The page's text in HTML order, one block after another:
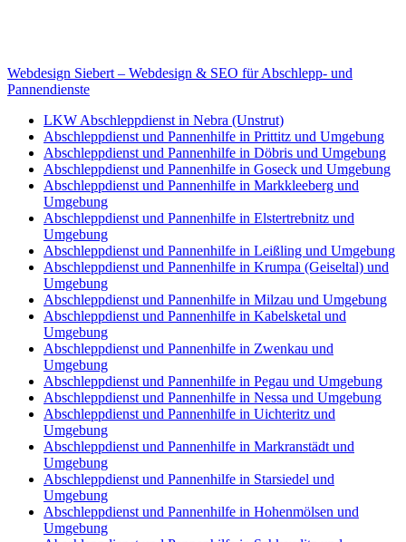
Webdesign Siebert – Webdesign & SEO für Abschlepp- und
Pannendienste
LKW Abschleppdienst in Nebra (Unstrut)
Abschleppdienst und Pannenhilfe in Prittitz und Umgebung
Abschleppdienst und Pannenhilfe in Döbris und Umgebung
Abschleppdienst und Pannenhilfe in Goseck und Umgebung
Abschleppdienst und Pannenhilfe in Markkleeberg und
Umgebung
Abschleppdienst und Pannenhilfe in Elstertrebnitz und
Umgebung
Abschleppdienst und Pannenhilfe in Leißling und Umgebung
Abschleppdienst und Pannenhilfe in Krumpa (Geiseltal) und
Umgebung
Abschleppdienst und Pannenhilfe in Milzau und Umgebung
Abschleppdienst und Pannenhilfe in Kabelsketal und
Umgebung
Abschleppdienst und Pannenhilfe in Zwenkau und
Umgebung
Abschleppdienst und Pannenhilfe in Pegau und Umgebung
Abschleppdienst und Pannenhilfe in Nessa und Umgebung
Abschleppdienst und Pannenhilfe in Uichteritz und
Umgebung
Abschleppdienst und Pannenhilfe in Markranstädt und
Umgebung
Abschleppdienst und Pannenhilfe in Starsiedel und
Umgebung
Abschleppdienst und Pannenhilfe in Hohenmölsen und
Umgebung